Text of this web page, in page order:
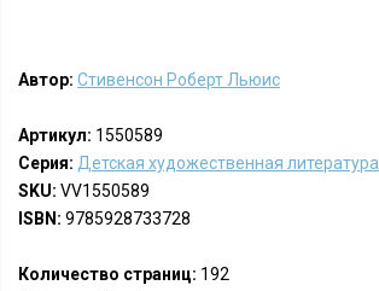
Автор: Стивенсон Роберт Льюис
Артикул: 1550589
Серия: Детская художественная литература
SKU: VV1550589
ISBN: 9785928733728
Количество страниц: 192